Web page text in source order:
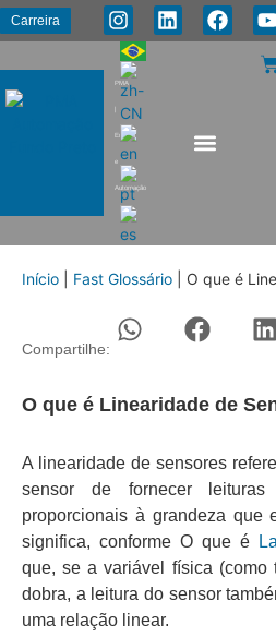
Carreira
PMA
|
Energia
e
Automação
Início Fast Glossário O que é
Compartilhe:
O que é Linearidade de
A linearidade de sensores
sensor de fornecer
proporcionais à grandeza que
significa, conforme O que é
que, se a variável física (como
dobra, a leitura do sensor
uma relação linear.